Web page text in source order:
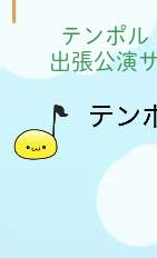
テンポル
出張公演